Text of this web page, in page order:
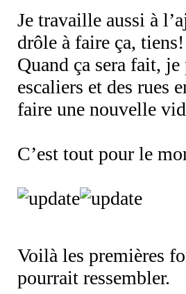
Je travaille aussi à
drôle à faire ça, tiens!
Quand ça sera fait,
escaliers et des rues
faire une nouvelle
C’est tout pour le
Voilà les premières
pourrait ressembler.